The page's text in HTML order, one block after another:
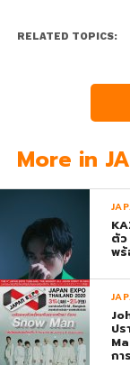
RELATED TOPICS:
More in
ตัว
พร้
ปร
กา